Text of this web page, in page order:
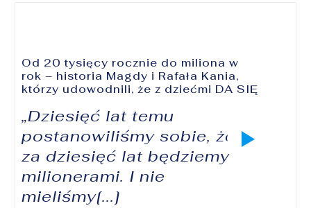
Od 20 tysięcy rocznie do miliona w
rok – historia Magdy i Rafała Kania,
którzy udowodnili, że z dziećmi DA SIĘ
„Dziesięć lat temu
postanowiliśmy sobie, że
za dziesięć lat będziemy
milionerami. I nie
mieliśmy[...]